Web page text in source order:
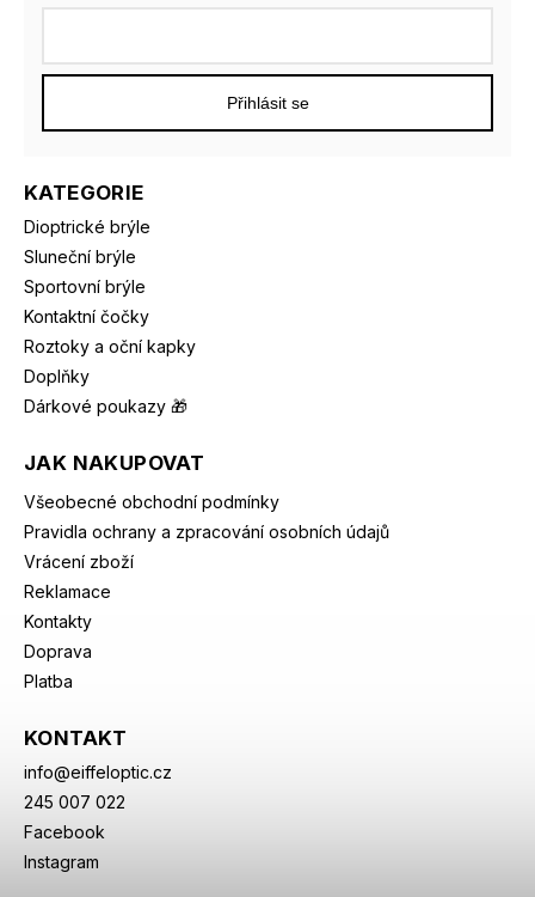
KATEGORIE
Dioptrické brýle
Sluneční brýle
Sportovní brýle
Kontaktní čočky
Roztoky a oční kapky
Doplňky
Dárkové poukazy 🎁
JAK NAKUPOVAT
Všeobecné obchodní podmínky
Pravidla ochrany a zpracování osobních údajů
Vrácení zboží
Reklamace
Kontakty
Doprava
Platba
KONTAKT
info@eiffeloptic.cz
245 007 022
Facebook
Instagram
Přihlásit se